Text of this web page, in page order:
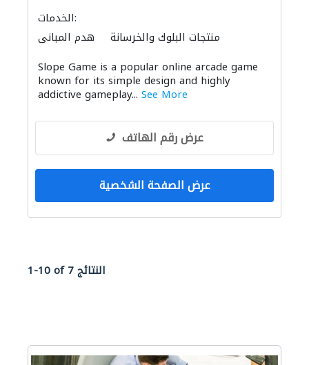
الخدمات:
هدم المباني
منتجات البلوك والخرسانة
الصوتيات
Slope Game is a popular online arcade game
known for its simple design and highly
addictive gameplay... See More
عرض رقم الهاتف
عرض الصفحة الشخصية
1-10 of 7 النتائج